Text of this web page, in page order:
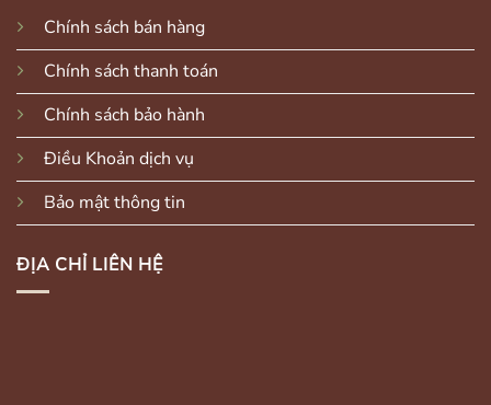
Chính sách bán hàng
Chính sách thanh toán
Chính sách bảo hành
Điều Khoản dịch vụ
Bảo mật thông tin
ĐỊA CHỈ LIÊN HỆ